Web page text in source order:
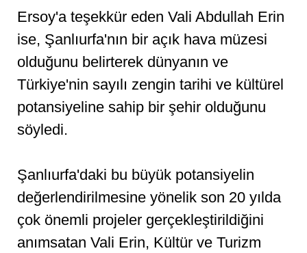
Ersoy'a teşekkür eden Vali Abdullah Erin
ise, Şanlıurfa'nın bir açık hava müzesi
olduğunu belirterek dünyanın ve
Türkiye'nin sayılı zengin tarihi ve kültürel
potansiyeline sahip bir şehir olduğunu
söyledi.
Şanlıurfa'daki bu büyük potansiyelin
değerlendirilmesine yönelik son 20 yılda
çok önemli projeler gerçekleştirildiğini
anımsatan Vali Erin, Kültür ve Turizm